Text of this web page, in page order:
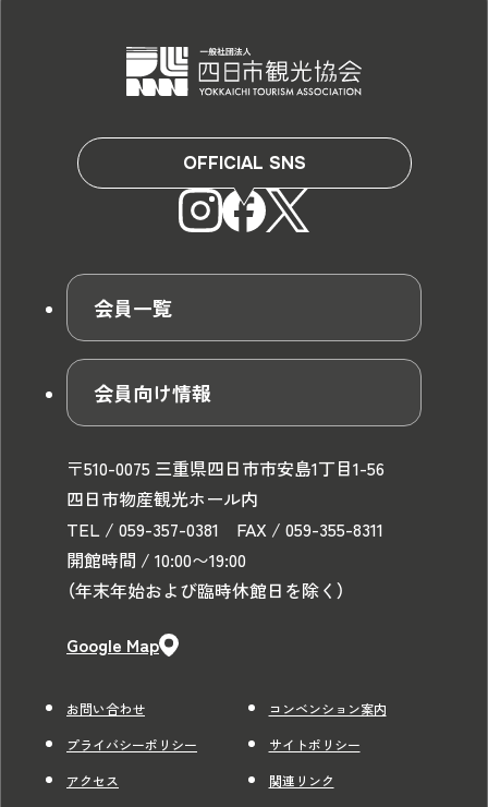
会員一覧
会員向け情報
〒510-0075 三重県四日市市安島1丁目1-56
四日市物産観光ホール内
TEL / 059-357-0381 FAX / 059-355-8311
開館時間 / 10:00〜19:00
（年末年始および臨時休館日を除く）
Google Map
OFFICIAL SNS
お問い合わせ
プライバシーポリシー
サイトポリシー
アクセス
関連リンク
コンベンション案内